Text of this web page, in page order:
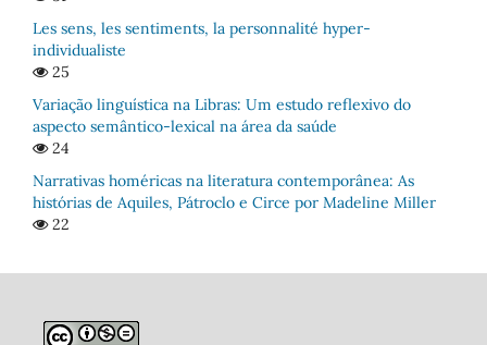
Les sens, les sentiments, la personnalité hyper-
individualiste
25
Variação linguística na Libras: Um estudo reflexivo do
aspecto semântico-lexical na área da saúde
24
Narrativas homéricas na literatura contemporânea: As
histórias de Aquiles, Pátroclo e Circe por Madeline Miller
22